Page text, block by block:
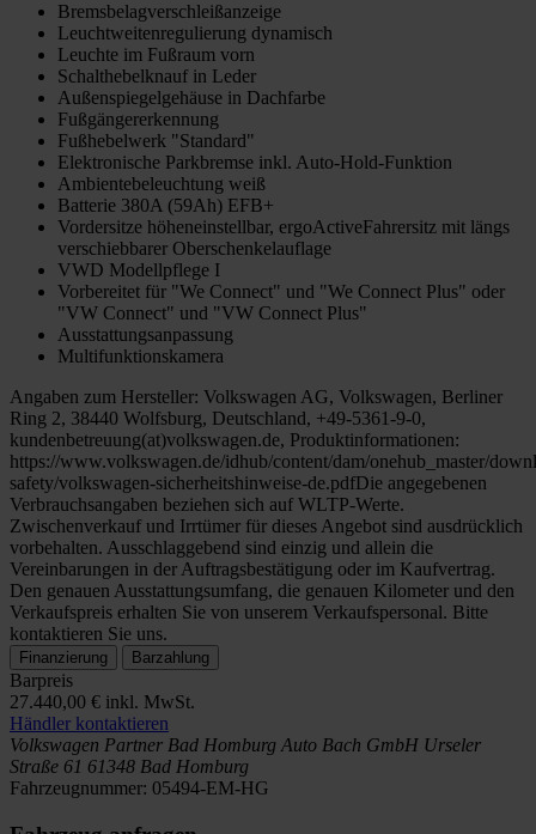
Bremsbelagverschleißanzeige
Leuchtweitenregulierung dynamisch
Leuchte im Fußraum vorn
Schalthebelknauf in Leder
Außenspiegelgehäuse in Dachfarbe
Fußgängererkennung
Fußhebelwerk "Standard"
Elektronische Parkbremse inkl. Auto-Hold-Funktion
Ambientebeleuchtung weiß
Batterie 380A (59Ah) EFB+
Vordersitze höheneinstellbar, ergoActiveFahrersitz mit längs
verschiebbarer Oberschenkelauflage
VWD Modellpflege I
Vorbereitet für "We Connect" und "We Connect Plus" oder
"VW Connect" und "VW Connect Plus"
Ausstattungsanpassung
Multifunktionskamera
Angaben zum Hersteller: Volkswagen AG, Volkswagen, Berliner
Ring 2, 38440 Wolfsburg, Deutschland, +49-5361-9-0,
kundenbetreuung(at)volkswagen.de, Produktinformationen:
https://www.volkswagen.de/idhub/content/dam/onehub_master/
safety/volkswagen-sicherheitshinweise-de.pdfDie angegebenen
Verbrauchsangaben beziehen sich auf WLTP-Werte.
Zwischenverkauf und Irrtümer für dieses Angebot sind ausdrücklich
vorbehalten. Ausschlaggebend sind einzig und allein die
Vereinbarungen in der Auftragsbestätigung oder im Kaufvertrag.
Den genauen Ausstattungsumfang, die genauen Kilometer und den
Verkaufspreis erhalten Sie von unserem Verkaufspersonal. Bitte
kontaktieren Sie uns.
Finanzierung Barzahlung
Barpreis
27.440,00 € inkl. MwSt.
Händler kontaktieren
Volkswagen Partner Bad Homburg Auto Bach GmbH Urseler
Straße 61 61348 Bad Homburg
Fahrzeugnummer: 05494-EM-HG